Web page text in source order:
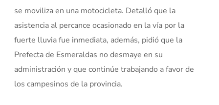
se moviliza en una motocicleta. Detalló que la
asistencia al percance ocasionado en la vía por la
fuerte lluvia fue inmediata, además, pidió que la
Prefecta de Esmeraldas no desmaye en su
administración y que continúe trabajando a favor de
los campesinos de la provincia.